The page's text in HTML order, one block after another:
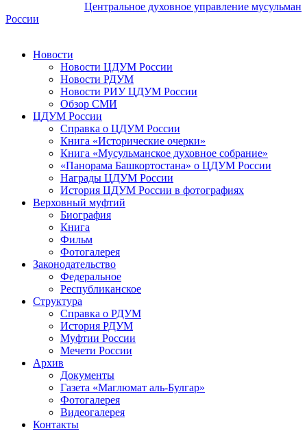
Центральное духовное управление мусульман
России
Новости
Новости ЦДУМ России
Новости РДУМ
Новости РИУ ЦДУМ России
Обзор СМИ
ЦДУМ России
Справка о ЦДУМ России
Книга «Исторические очерки»
Книга «Мусульманское духовное собрание»
«Панорама Башкортостана» о ЦДУМ России
Награды ЦДУМ России
История ЦДУМ России в фотографиях
Верховный муфтий
Биография
Книга
Фильм
Фотогалерея
Законодательство
Федеральное
Республиканское
Структура
Справка о РДУМ
История РДУМ
Муфтии России
Мечети России
Архив
Документы
Газета «Маглюмат аль-Булгар»
Фотогалерея
Видеогалерея
Контакты